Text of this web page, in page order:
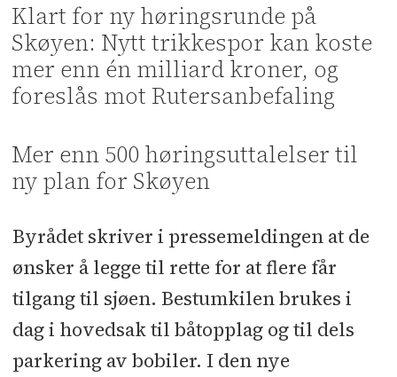
Klart for ny høringsrunde på
Skøyen: Nytt trikkespor kan koste
mer enn én milliard kroner, og
foreslås mot Rutersanbefaling
Mer enn 500 høringsuttalelser til
ny plan for Skøyen
Byrådet skriver i pressemeldingen at de
ønsker å legge til rette for at flere får
tilgang til sjøen. Bestumkilen brukes i
dag i hovedsak til båtopplag og til dels
parkering av bobiler. I den nye